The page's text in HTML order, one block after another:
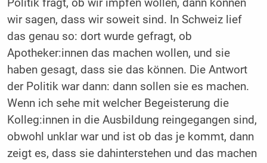
Politik fragt, ob wir impfen wollen, dann können
wir sagen, dass wir soweit sind. In Schweiz lief
das genau so: dort wurde gefragt, ob
Apotheker:innen das machen wollen, und sie
haben gesagt, dass sie das können. Die Antwort
der Politik war dann: dann sollen sie es machen.
Wenn ich sehe mit welcher Begeisterung die
Kolleg:innen in die Ausbildung reingegangen sind,
obwohl unklar war und ist ob das je kommt, dann
zeigt es, dass sie dahinterstehen und das machen